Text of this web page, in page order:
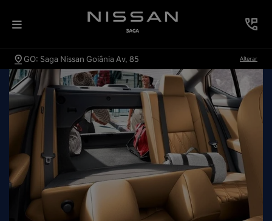
GO: Saga Nissan Goiânia Av. 85 Alterar